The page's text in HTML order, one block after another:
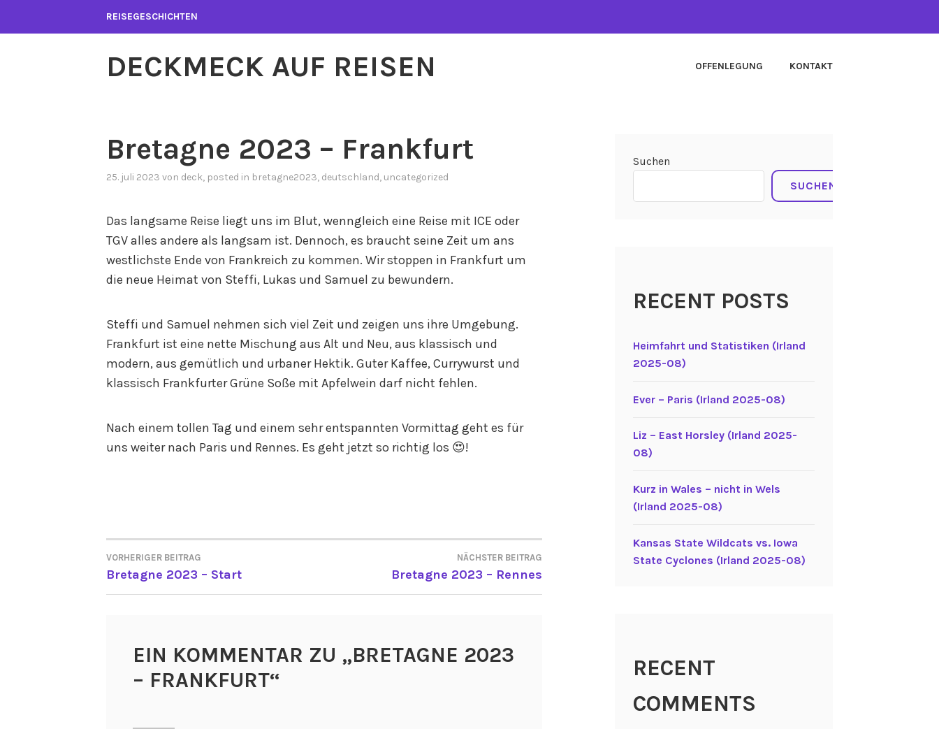
REISEGESCHICHTEN
DECKMECK AUF REISEN OFFENLEGUNG KONTAKT
Bretagne 2023 – Frankfurt
25. juli 2023 von deck, posted in bretagne2023, deutschland, uncategorized
Das langsame Reise liegt uns im Blut, wenngleich eine Reise mit ICE oder
TGV alles andere als langsam ist. Dennoch, es braucht seine Zeit um ans
westlichste Ende von Frankreich zu kommen. Wir stoppen in Frankfurt um
die neue Heimat von Steffi, Lukas und Samuel zu bewundern.
Steffi und Samuel nehmen sich viel Zeit und zeigen uns ihre Umgebung.
Frankfurt ist eine nette Mischung aus Alt und Neu, aus klassisch und
modern, aus gemütlich und urbaner Hektik. Guter Kaffee, Currywurst und
klassisch Frankfurter Grüne Soße mit Apfelwein darf nicht fehlen.
Nach einem tollen Tag und einem sehr entspannten Vormittag geht es für
uns weiter nach Paris und Rennes. Es geht jetzt so richtig los 😍!
BEITRAGSNAVIGATION
VORHERIGER BEITRAG
Bretagne 2023 – Start
NÄCHSTER BEITRAG
Bretagne 2023 – Rennes
EIN KOMMENTAR ZU „BRETAGNE 2023
– FRANKFURT“
Suchen
SUCHEN
RECENT POSTS
Heimfahrt und Statistiken (Irland
2025-08)
Ever – Paris (Irland 2025-08)
Liz – East Horsley (Irland 2025-
08)
Kurz in Wales – nicht in Wels
(Irland 2025-08)
Kansas State Wildcats vs. Iowa
State Cyclones (Irland 2025-08)
RECENT
COMMENTS